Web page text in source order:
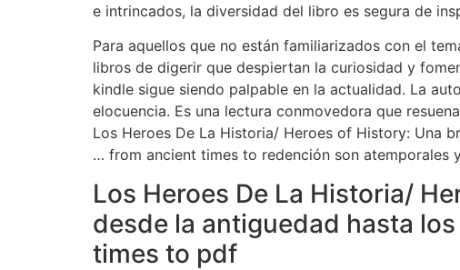
e intrincados, la diversidad del libro es segura de
Para aquellos que no están familiarizados con el
libros de digerir que despiertan la curiosidad y
kindle sigue siendo palpable en la actualidad. La
elocuencia. Es una lectura conmovedora que
Los Heroes De La Historia/ Heroes of History: Una
… from ancient times to redención son atemporales
Los Heroes De La Historia/
desde la antiguedad hasta
times to pdf